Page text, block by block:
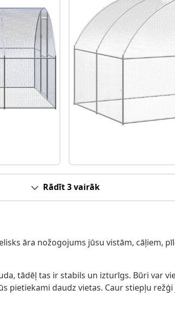
Rādīt 3 vairāk
āra nožogojums jūsu vistām, cāļiem,
tādēļ tas ir stabils un izturīgs. Būri var
pietiekami daudz vietas. Caur stiepļu